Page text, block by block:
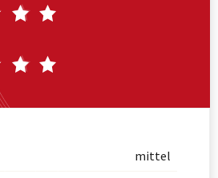
mittel